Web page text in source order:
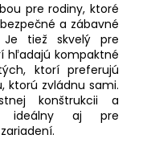
pre rodiny, ktoré
a zábavné
tiež skvelý pre
hľadajú kompaktné
ktorí preferujú
ktorú zvládnu sami.
konštrukcii a
ideálny aj pre